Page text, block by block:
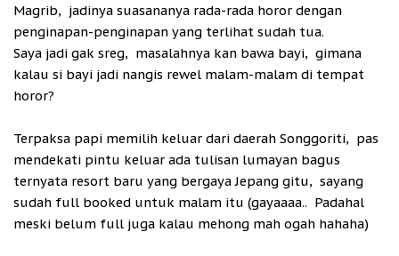
Magrib, jadinya suasananya rada-rada horor dengan
penginapan-penginapan yang terlihat sudah tua.
Saya jadi gak sreg, masalahnya kan bawa bayi, gimana
kalau si bayi jadi nangis rewel malam-malam di tempat
horor?
Terpaksa papi memilih keluar dari daerah Songgoriti, pas
mendekati pintu keluar ada tulisan lumayan bagus
ternyata resort baru yang bergaya Jepang gitu, sayang
sudah full booked untuk malam itu (gayaaaa.. Padahal
meski belum full juga kalau mehong mah ogah hahaha)